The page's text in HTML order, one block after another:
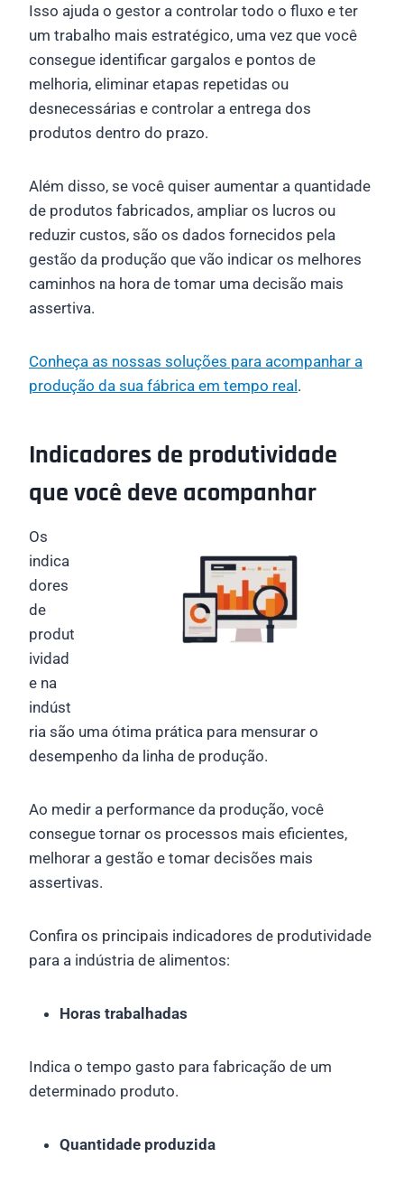
Isso ajuda o gestor a controlar todo o fluxo e ter
um trabalho mais estratégico, uma vez que você
consegue identificar gargalos e pontos de
melhoria, eliminar etapas repetidas ou
desnecessárias e controlar a entrega dos
produtos dentro do prazo.
Além disso, se você quiser aumentar a quantidade
de produtos fabricados, ampliar os lucros ou
reduzir custos, são os dados fornecidos pela
gestão da produção que vão indicar os melhores
caminhos na hora de tomar uma decisão mais
assertiva.
Conheça as nossas soluções para acompanhar a
produção da sua fábrica em tempo real.
Indicadores de produtividade
que você deve acompanhar
Os
indica
dores
de
produt
ividad
e na
indúst
ria são uma ótima prática para mensurar o
desempenho da linha de produção.
Ao medir a performance da produção, você
consegue tornar os processos mais eficientes,
melhorar a gestão e tomar decisões mais
assertivas.
Confira os principais indicadores de produtividade
para a indústria de alimentos:
Horas trabalhadas
Indica o tempo gasto para fabricação de um
determinado produto.
Quantidade produzida